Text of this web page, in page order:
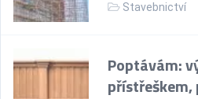
Stavebnictví
Poptávám:
přístřeškem,